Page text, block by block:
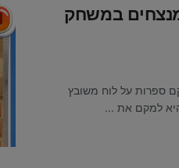
במשחק
ספרות על לוח משובץ